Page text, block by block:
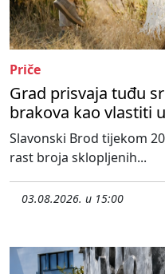
Priče
Grad prisvaja tuđu
brakova kao vlastiti
Slavonski Brod tijekom
rast broja sklopljenih...
03.08.2026. u 15:00